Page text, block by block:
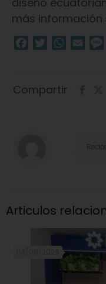
más información
Facebook
Twitter Email
Compartir
Articulos